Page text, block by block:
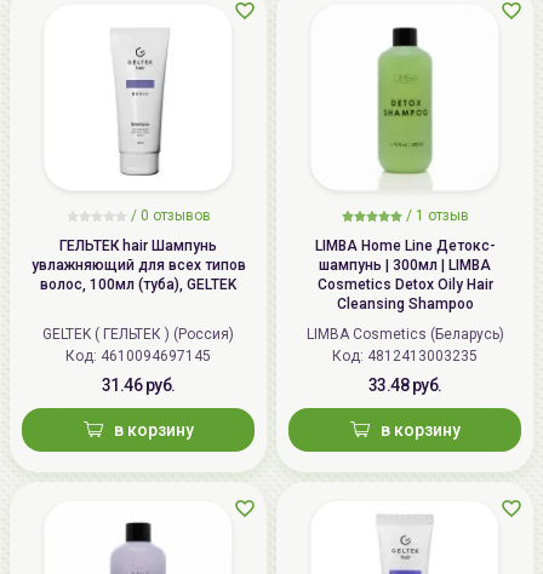
/ 0 отзывов
ГЕЛЬТЕК hair Шампунь
увлажняющий для всех типов
волос, 100мл (туба), GELTEK
GELTEK ( ГЕЛЬТЕК ) (Россия)
Код: 4610094697145
31.46 руб.
в корзину
/ 1 отзыв
LIMBA Home Line Детокс-
шампунь | 300мл | LIMBA
Cosmetics Detox Oily Hair
Cleansing Shampoo
LIMBA Cosmetics (Беларусь)
Код: 4812413003235
33.48 руб.
в корзину